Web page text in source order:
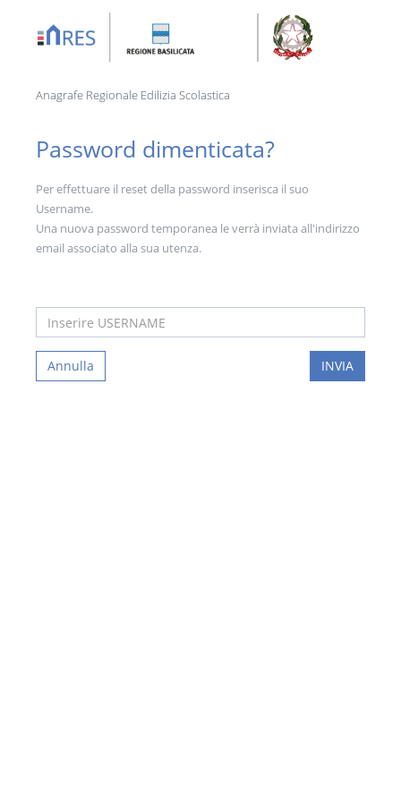
Anagrafe Regionale Edilizia Scolastica
Password dimenticata?
Per effettuare il reset della password inserisca il suo
Username.
Una nuova password temporanea le verrà inviata all'indirizzo
email associato alla sua utenza.
Annulla